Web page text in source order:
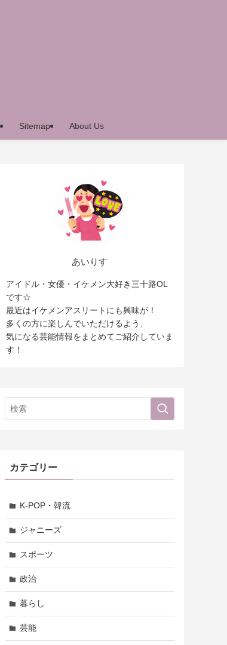
Sitemap About Us
あいりす
アイドル・女優・イケメン大好き三十路OL
です☆
最近はイケメンアスリートにも興味が！
多くの方に楽しんでいただけるよう、
気になる芸能情報をまとめてご紹介していま
す！
カテゴリー
K-POP・韓流
ジャニーズ
スポーツ
政治
暮らし
芸能